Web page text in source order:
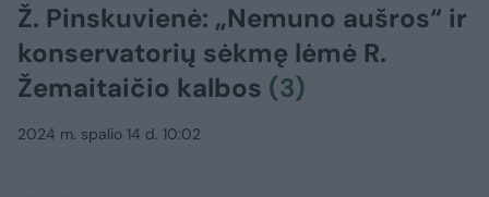
Ž. Pinskuvienė: „Nemuno aušros“ ir
konservatorių sėkmę lėmė R.
Žemaitaičio kalbos (3)
2024 m. spalio 14 d. 10:02